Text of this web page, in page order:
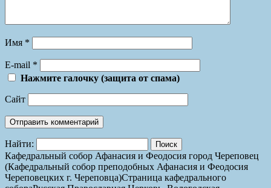
Имя *
E-mail *
Нажмите галочку (защита от спама)
Сайт
Найти:
Кафедральный собор Афанасия и Феодосия город Череповец
(Кафедральный собор преподобных Афанасия и Феодосия
Череповецких г. Череповца)Страница кафедрального